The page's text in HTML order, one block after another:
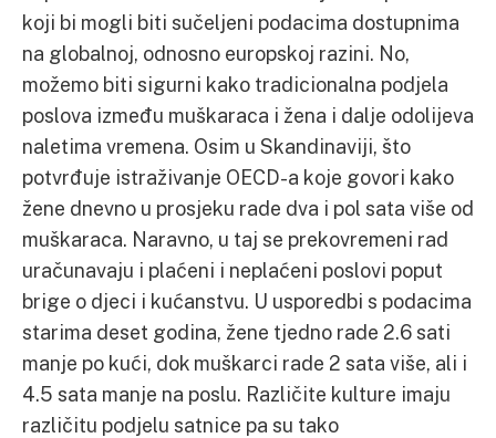
koji bi mogli biti sučeljeni podacima dostupnima
na globalnoj, odnosno europskoj razini. No,
možemo biti sigurni kako tradicionalna podjela
poslova između muškaraca i žena i dalje odolijeva
naletima vremena. Osim u Skandinaviji, što
potvrđuje istraživanje OECD-a koje govori kako
žene dnevno u prosjeku rade dva i pol sata više od
muškaraca. Naravno, u taj se prekovremeni rad
uračunavaju i plaćeni i neplaćeni poslovi poput
brige o djeci i kućanstvu. U usporedbi s podacima
starima deset godina, žene tjedno rade 2.6 sati
manje po kući, dok muškarci rade 2 sata više, ali i
4.5 sata manje na poslu. Različite kulture imaju
različitu podjelu satnice pa su tako